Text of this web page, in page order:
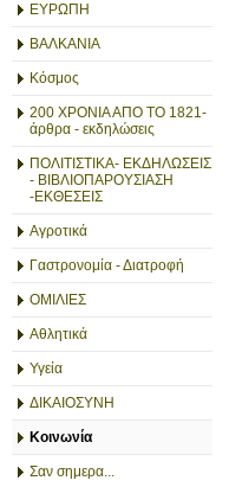
ΕΥΡΩΠΗ
ΒΑΛΚΑΝΙΑ
Κόσμος
200 ΧΡΟΝΙΑ ΑΠΟ ΤΟ 1821-
άρθρα - εκδηλώσεις
ΠΟΛΙΤΙΣΤΙΚΑ- ΕΚΔΗΛΩΣΕΙΣ
- ΒΙΒΛΙΟΠΑΡΟΥΣΙΑΣΗ
-ΕΚΘΕΣΕΙΣ
Αγροτικά
Γαστρονομία - Διατροφή
ΟΜΙΛΙΕΣ
Αθλητικά
Υγεία
ΔΙΚΑΙΟΣΥΝΗ
Κοινωνία
Σαν σημερα...